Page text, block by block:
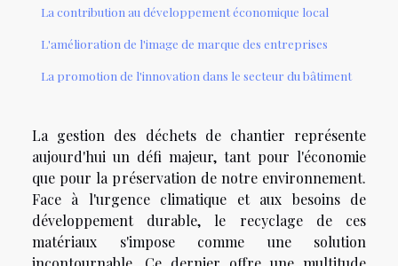
La contribution au développement économique local
L'amélioration de l'image de marque des entreprises
La promotion de l'innovation dans le secteur du bâtiment
La gestion des déchets de chantier représente
aujourd'hui un défi majeur, tant pour l'économie
que pour la préservation de notre environnement.
Face à l'urgence climatique et aux besoins de
développement durable, le recyclage de ces
matériaux s'impose comme une solution